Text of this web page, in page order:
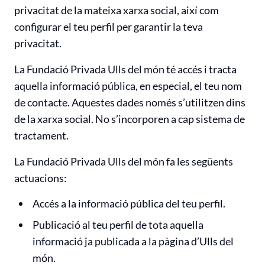
privacitat de la mateixa xarxa social, així com
configurar el teu perfil per garantir la teva
privacitat.
La Fundació Privada Ulls del món té accés i tracta
aquella informació pública, en especial, el teu nom
de contacte. Aquestes dades només s’utilitzen dins
de la xarxa social. No s’incorporen a cap sistema de
tractament.
La Fundació Privada Ulls del món fa les següents
actuacions:
Accés a la informació pública del teu perfil.
Publicació al teu perfil de tota aquella
informació ja publicada a la pàgina d’Ulls del
món.